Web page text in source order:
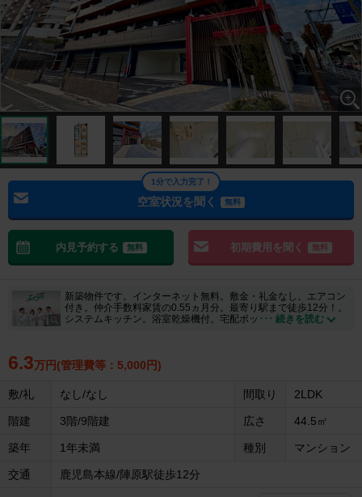
空室状況を聞く 無料
1分で入力完了！
内見予約する 無料 初期費用を聞く 無料
新築物件です。インターネット無料。敷金・礼金なし。エアコン
付き。仲介手数料家賃の0.55ヵ月分。最寄り駅まで徒歩12分！。
システムキッチン。浴室乾燥機付。宅配ボッ ･･･ 続きを読む
6.3万円(管理費等：5,000円)
敷/礼 なし/なし 間取り 2LDK
階建 3階/9階建 広さ 44.5㎡
築年 1年未満 種別 マンション
交通 鹿児島本線/陣原駅徒歩12分